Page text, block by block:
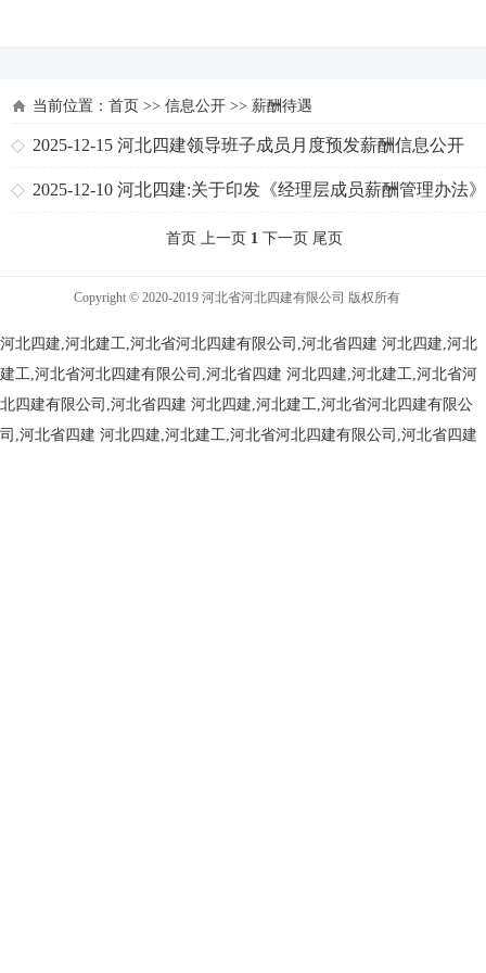
当前位置： 首页 >> 信息公开 >> 薪酬待遇
2025-12-15 河北四建领导班子成员月度预发薪酬信息公开
2025-12-10 河北四建:关于印发《经理层成员薪酬管理办法
首页 上一页 1 下一页 尾页
Copyright © 2020-2019 河北省河北四建有限公司 版权所有
河北四建,河北建工,河北省河北四建有限公司,河北省四建 河北四建,河北
建工,河北省河北四建有限公司,河北省四建 河北四建,河北建工,河北省河
北四建有限公司,河北省四建 河北四建,河北建工,河北省河北四建有限公
司,河北省四建 河北四建,河北建工,河北省河北四建有限公司,河北省四建